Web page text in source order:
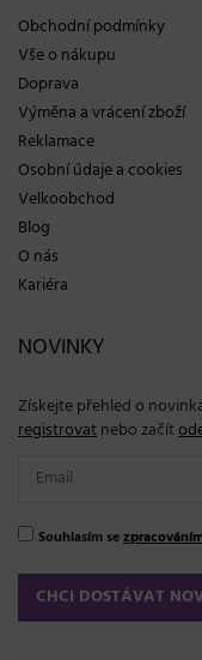
Obchodní podmínky
Vše o nákupu
Doprava
Výměna a vrácení zboží
Reklamace
Osobní údaje a cookies
Velkoobchod
Blog
O nás
Kariéra
NOVINKY
Získejte přehled o
registrovatnebo začít
Souhlasím se